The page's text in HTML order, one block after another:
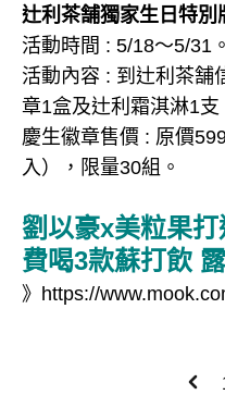
辻利茶舗獨家生日特別
活動時間 : 5/18～5/31。
活動內容 : 到辻利茶舗
章1盒及辻利霜淇淋1支
慶生徽章售價 : 原價
入），限量30組。
劉以豪x美粒果
費喝3款蘇打飲
》 https://